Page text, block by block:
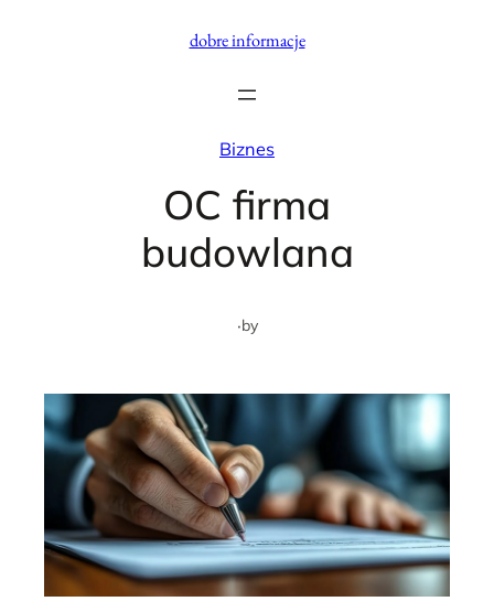
dobre informacje
Biznes
OC firma
budowlana
·by